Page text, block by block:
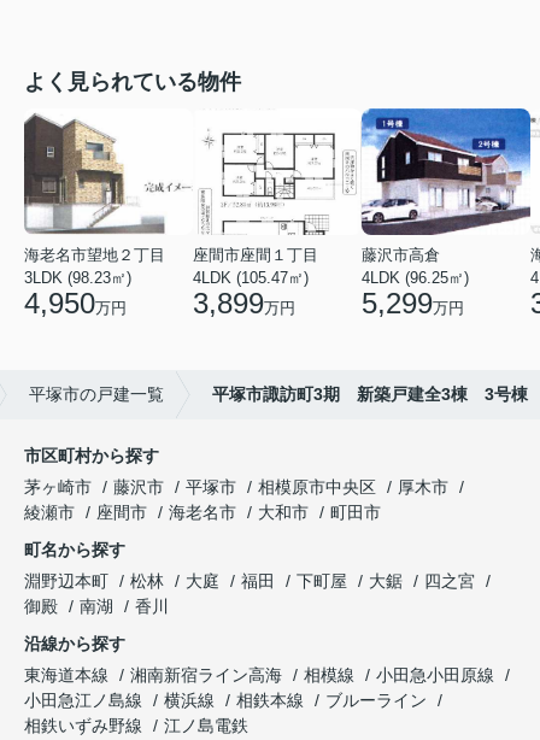
よく見られている物件
海老名市望地２丁目
3LDK (98.23㎡)
4,950万円
座間市座間１丁目
4LDK (105.47㎡)
3,899万円
藤沢市高倉
4LDK (96.25㎡)
5,299万円
平塚市の戸建一覧 平塚市諏訪町3期 新築戸建全3棟 3号棟
市区町村から探す
茅ヶ崎市
藤沢市 平塚市 相模原市中央区
厚木市
綾瀬市
座間市 海老名市 大和市
町田市
町名から探す
淵野辺本町
松林 大庭 福田 下町屋 大鋸
四之宮
御殿
南湖
香川
沿線から探す
東海道本線
湘南新宿ライン高海 相模線
小田急小田原線
小田急江ノ島線
横浜線 相鉄本線
ブルーライン
相鉄いずみ野線
江ノ島電鉄